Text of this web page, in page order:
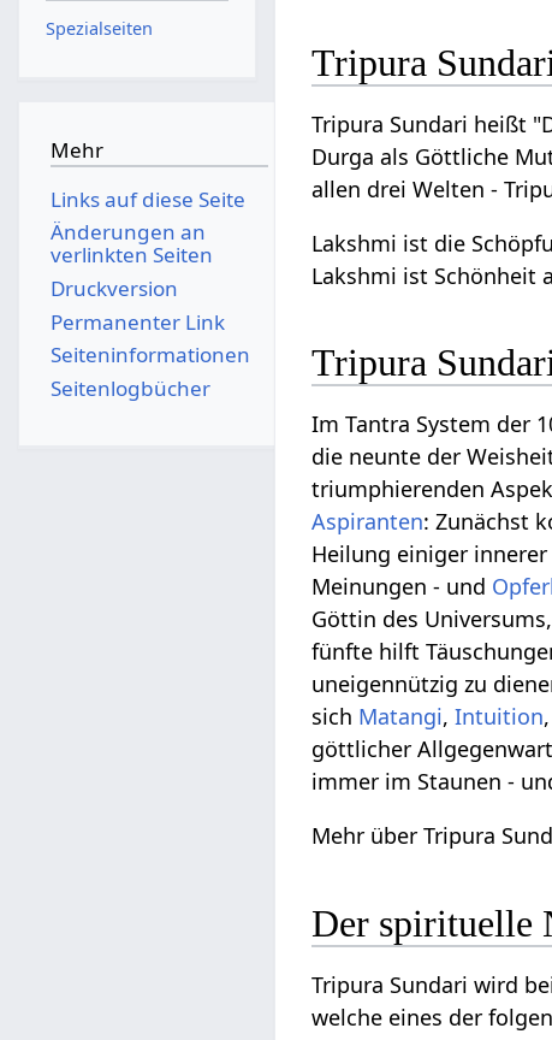
Tripura
Tripura Sundari heißt
Durga als Göttliche
allen drei Welten -
Lakshmi ist die
Lakshmi ist Schönheit
Tripura
Im Tantra System der
die neunte der
triumphierenden
Aspiranten: Zunächst
Heilung einiger
Meinungen - und
Göttin des
fünfte hilft
uneigennützig zu
sich Matangi,Intuition
göttlicher
immer im Staunen -
Mehr über Tripura
Der spirituelle
Tripura Sundari wird
welche eines der
Spezialseiten
Mehr
Links auf diese Seite
Änderungen an
verlinkten Seiten
Druckversion
Permanenter Link
Seiten­­informationen
Seitenlogbücher